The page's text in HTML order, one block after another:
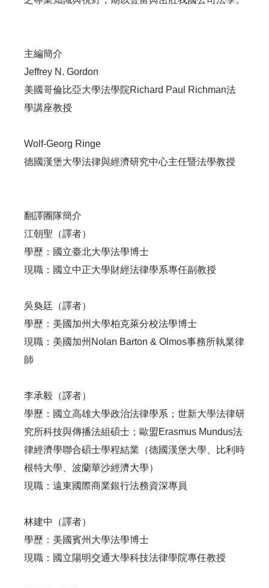
主編簡介
Jeffrey N. Gordon
美國哥倫比亞大學法學院Richard Paul Richman法
學講座教授
Wolf-Georg Ringe
德國漢堡大學法律與經濟研究中心主任暨法學教授
翻譯團隊簡介
江朝聖（譯者）
學歷：國立臺北大學法學博士
現職：國立中正大學財經法律學系專任副教授
吳奐廷（譯者）
學歷：美國加州大學柏克萊分校法學博士
現職：美國加州Nolan Barton & Olmos事務所執業律
師
李承毅（譯者）
學歷：國立高雄大學政治法律學系；世新大學法律研
究所科技與傳播法組碩士；歐盟Erasmus Mundus法
律經濟學聯合碩士學程結業（德國漢堡大學、比利時
根特大學、波蘭華沙經濟大學）
現職：遠東國際商業銀行法務資深專員
林建中（譯者）
學歷：美國賓州大學法學博士
現職：國立陽明交通大學科技法律學院專任教授